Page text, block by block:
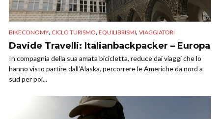
BIKECONOMY, CICLO TURISMO, EQUILIBRISMI, VIAGGIATORI
Davide Travelli: Italianbackpacker – Europa
In compagnia della sua amata bicicletta, reduce dai viaggi che lo
hanno visto partire dall’Alaska, percorrere le Americhe da nord a
sud per poi...